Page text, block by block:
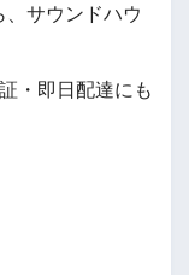
サウンドハウ
・即日配達にも